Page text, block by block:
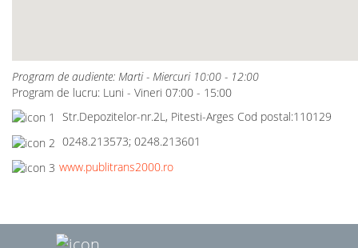
Program de audiente: Marti - Miercuri 10:00 - 12:00
Program de lucru: Luni - Vineri 07:00 - 15:00
Str.Depozitelor-nr.2L, Pitesti-Arges Cod postal:110129
0248.213573; 0248.213601
www.publitrans2000.ro